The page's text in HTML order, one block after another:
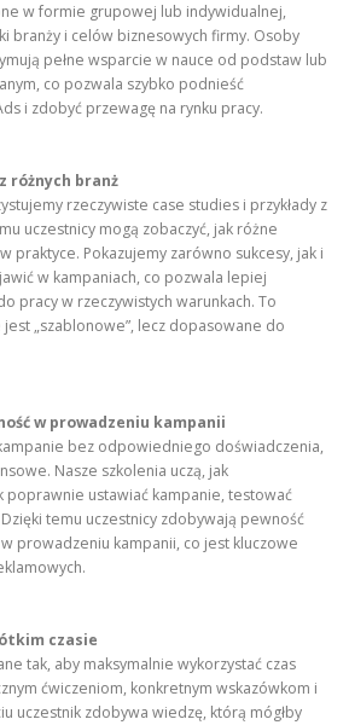
w formie grupowej lub indywidualnej,
branży i celów biznesowych firmy. Osoby
pełne wsparcie w nauce od podstaw lub
co pozwala szybko podnieść
i zdobyć przewagę na rynku pracy.
różnych branż
rzeczywiste case studies i przykłady z
uczestnicy mogą zobaczyć, jak różne
praktyce. Pokazujemy zarówno sukcesy, jak i
w kampaniach, co pozwala lepiej
pracy w rzeczywistych warunkach. To
„szablonowe”, lecz dopasowane do
w prowadzeniu kampanii
bez odpowiedniego doświadczenia,
Nasze szkolenia uczą, jak
poprawnie ustawiać kampanie, testować
temu uczestnicy zdobywają pewność
prowadzeniu kampanii, co jest kluczowe
czasie
tak, aby maksymalnie wykorzystać czas
ćwiczeniom, konkretnym wskazówkom i
uczestnik zdobywa wiedzę, którą mógłby